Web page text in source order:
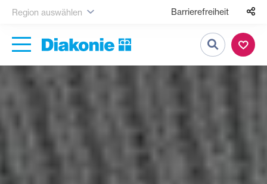
Region auswählen Barrierefreiheit
Suche